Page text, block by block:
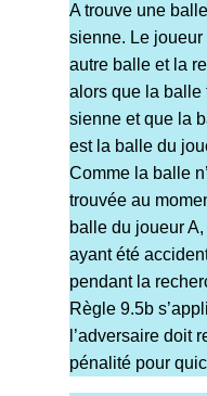
A trouve une
sienne. Le joueur
autre balle et la
alors que la balle
sienne et que la
est la balle du
Comme la balle
trouvée au
balle du joueur
ayant été
pendant la
Règle 9.5b
l’adversaire doit
pénalité pour